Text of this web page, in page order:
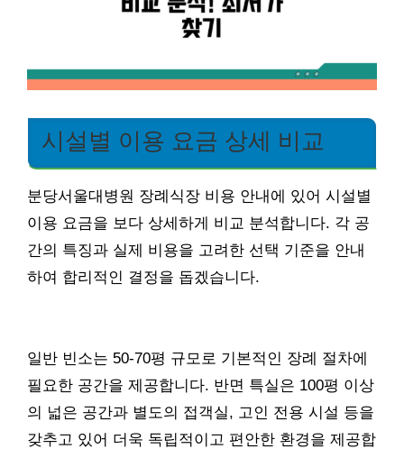
시설별 이용 요금 상세 비교
분당서울대병원 장례식장 비용 안내에 있어 시설별
이용 요금을 보다 상세하게 비교 분석합니다. 각 공
간의 특징과 실제 비용을 고려한 선택 기준을 안내
하여 합리적인 결정을 돕겠습니다.
일반 빈소는 50-70평 규모로 기본적인 장례 절차에
필요한 공간을 제공합니다. 반면 특실은 100평 이상
의 넓은 공간과 별도의 접객실, 고인 전용 시설 등을
갖추고 있어 더욱 독립적이고 편안한 환경을 제공합